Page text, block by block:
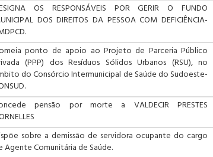
OS RESPONSÁVEIS POR GERIR O FUNDO
DOS DIREITOS DA PESSOA COM DEFICIÊNCIA-
ponto de apoio ao Projeto de Parceria Público
(PPP) dos Resíduos Sólidos Urbanos (RSU), no
do Consórcio Intermunicipal de Saúde do Sudoeste-
pensão por morte a VALDECIR PRESTES
sobre a demissão de servidora ocupante do cargo
Agente Comunitária de Saúde.